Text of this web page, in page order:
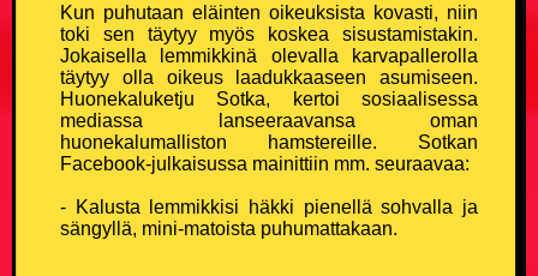
Tuksu vitsit
Turkulaisvitsit
Urheiluvitsit
Uskonto vitsit
Kun puhutaan eläinten oikeuksista kovasti, niin
toki sen täytyy myös koskea sisustamistakin.
Jokaisella lemmikkinä olevalla karvapallerolla
täytyy olla oikeus laadukkaaseen asumiseen.
Huonekaluketju Sotka, kertoi sosiaalisessa
mediassa lanseeraavansa oman
huonekalumalliston hamstereille. Sotkan
Facebook-julkaisussa mainittiin mm. seuraavaa:
- Kalusta lemmikkisi häkki pienellä sohvalla ja
sängyllä, mini-matoista puhumattakaan.